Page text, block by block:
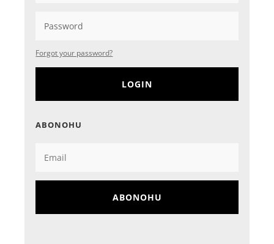
Forgot your password?
LOGIN
ABONOHU
ABONOHU